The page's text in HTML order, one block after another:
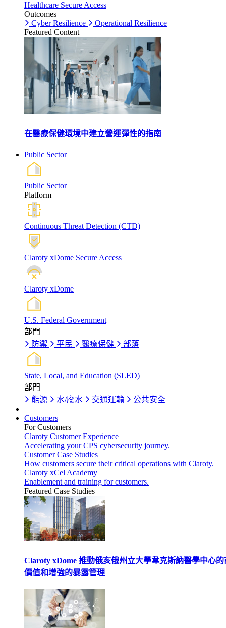
Healthcare Secure Access
Outcomes
Cyber Resilience
Operational Resilience
Featured Content
在醫療保健環境中建立營運彈性的指南
Public Sector
Public Sector
Platform
Continuous Threat Detection (CTD)
Claroty xDome Secure Access
Claroty xDome
U.S. Federal Government
部門
防禦
平民 醫療保健 部落
State, Local, and Education (SLED)
部門
能源
水/廢水 交通運輸 公共安全
Customers
For Customers
Claroty Customer Experience
Accelerating your CPS cybersecurity journey.
Customer Case Studies
How customers secure their critical operations with Claroty.
Claroty xCel Academy
Enablement and training for customers.
Featured Case Studies
Claroty xDome 推動俄亥俄州立大學韋克斯納醫學中心的
價值和增強的暴露管理